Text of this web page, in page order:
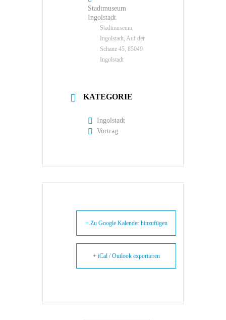
Stadtmuseum
Ingolstadt
Stadtmuseum
Ingolstadt, Auf der
Schanz 45, 85049
Ingolstadt
KATEGORIE
Ingolstadt
Vortrag
+ Zu Google Kalender hinzufügen
+ iCal / Outlook exportieren